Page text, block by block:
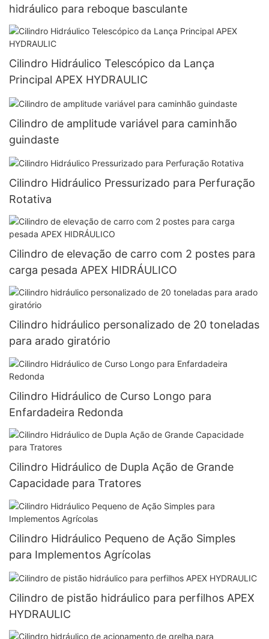
hidráulico para reboque basculante
Cilindro Hidráulico Telescópico da Lança
Principal APEX HYDRAULIC
Cilindro de amplitude variável para caminhão
guindaste
Cilindro Hidráulico Pressurizado para Perfuração
Rotativa
Cilindro de elevação de carro com 2 postes para
carga pesada APEX HIDRÁULICO
Cilindro hidráulico personalizado de 20 toneladas
para arado giratório
Cilindro Hidráulico de Curso Longo para
Enfardadeira Redonda
Cilindro Hidráulico de Dupla Ação de Grande
Capacidade para Tratores
Cilindro Hidráulico Pequeno de Ação Simples
para Implementos Agrícolas
Cilindro de pistão hidráulico para perfilhos APEX
HYDRAULIC